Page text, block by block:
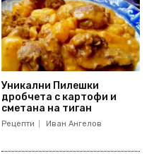
Уникални Пилешки
дробчета с картофи и
сметана на тиган
Рецепти Иван Ангелов